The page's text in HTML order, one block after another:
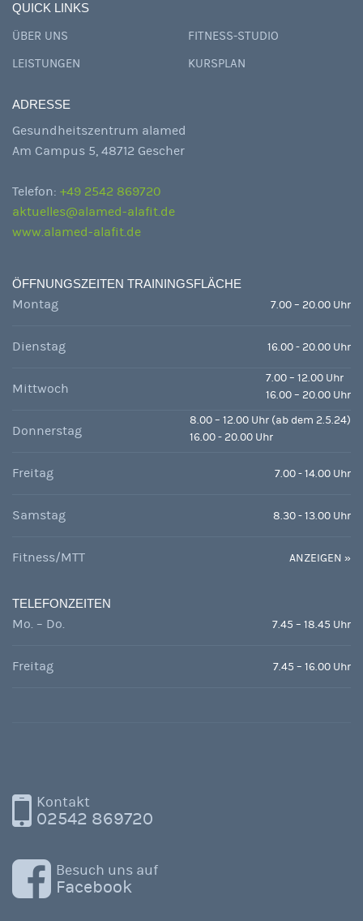
QUICK LINKS
ÜBER UNS
LEISTUNGEN
FITNESS-STUDIO
KURSPLAN
ADRESSE
Gesundheitszentrum alamed
Am Campus 5, 48712 Gescher
Telefon: +49 2542 869720
aktuelles@alamed-alafit.de
www.alamed-alafit.de
ÖFFNUNGSZEITEN TRAININGSFLÄCHE
Montag 7.00 – 20.00 Uhr
Dienstag 16.00 - 20.00 Uhr
Mittwoch
7.00 – 12.00 Uhr
16.00 – 20.00 Uhr
Donnerstag
8.00 – 12.00 Uhr (ab dem 2.5.24)
16.00 - 20.00 Uhr
Freitag 7.00 - 14.00 Uhr
Samstag 8.30 - 13.00 Uhr
Fitness/MTT ANZEIGEN »
TELEFONZEITEN
Mo. – Do. 7.45 – 18.45 Uhr
Freitag 7.45 – 16.00 Uhr
Kontakt
02542 869720
Besuch uns auf
Facebook